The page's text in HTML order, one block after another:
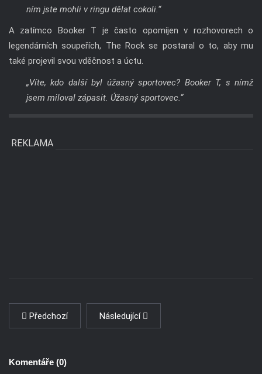
ním jste mohli v ringu dělat cokoli.“
A zatímco Booker T je často opomíjen v rozhovorech o
legendárních soupeřích, The Rock se postaral o to, aby mu
také projevil svou vděčnost a úctu.
„Víte, kdo další byl úžasný sportovec? Booker T, s nímž
jsem miloval zápasit. Úžasný sportovec.“
REKLAMA
Předchozí Následující
Komentáře (0)